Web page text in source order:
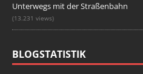
Unterwegs mit der Straßenbahn
(13.231 views)
BLOGSTATISTIK